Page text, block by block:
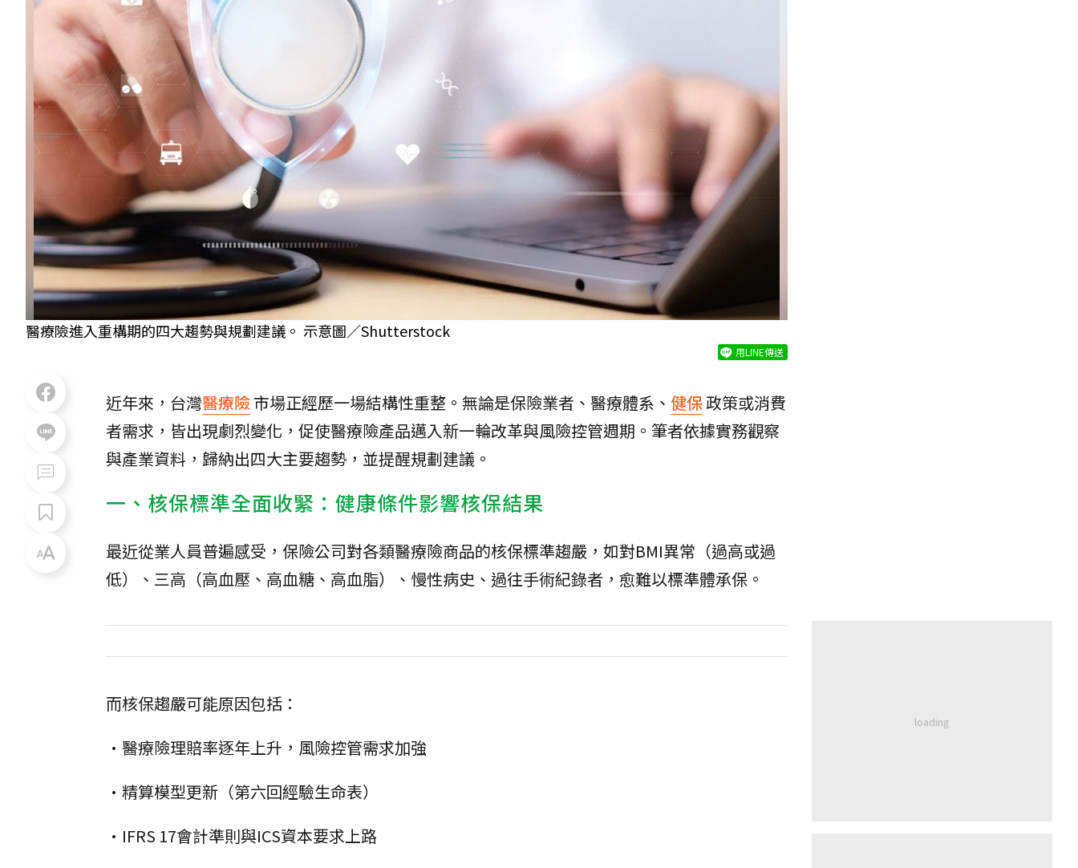
醫療險進入重構期的四大趨勢與規劃建議。 示意圖／Shutterstock
用LINE傳送
近年來，台灣醫療險市場正經歷一場結構性重整。無論是保險業者、醫療體系、 健保政策或消費
者需求，皆出現劇烈變化，促使醫療險產品邁入新一輪改革與風險控管週期。筆者依據實務觀察
與產業資料，歸納出四大主要趨勢，並提醒規劃建議。
一、核保標準全面收緊：健康條件影響核保結果
最近從業人員普遍感受，保險公司對各類醫療險商品的核保標準趨嚴，如對BMI異常（過高或過
低）、三高（高血壓、高血糖、高血脂）、慢性病史、過往手術紀錄者，愈難以標準體承保。
而核保趨嚴可能原因包括：
•醫療險理賠率逐年上升，風險控管需求加強
•精算模型更新（第六回經驗生命表）
•IFRS 17會計準則與ICS資本要求上路